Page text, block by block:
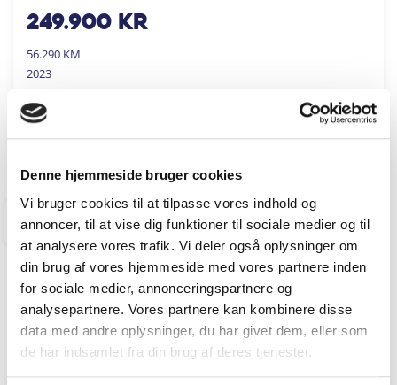
Denne hjemmeside bruger cookies
Vi bruger cookies til at tilpasse vores indhold og
annoncer, til at vise dig funktioner til sociale medier og til
at analysere vores trafik. Vi deler også oplysninger om
din brug af vores hjemmeside med vores partnere inden
for sociale medier, annonceringspartnere og
analysepartnere. Vores partnere kan kombinere disse
data med andre oplysninger, du har givet dem, eller som
de har indsamlet fra din brug af deres tjenester.
249.900kr
56.290 KM
2023
KARVIL BILER A/S
RINGKØBING